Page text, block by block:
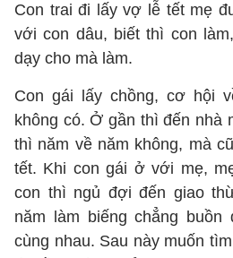
Con trai đi lấy vợ lễ tết mẹ
với con dâu, biết thì con
dạy cho mà làm.
Con gái lấy chồng, cơ hội
không có. Ở gần thì đến nhà
thì năm về năm không, mà
tết. Khi con gái ở với mẹ,
con thì ngủ đợi đến giao
năm làm biếng chẳng
cùng nhau. Sau này muốn